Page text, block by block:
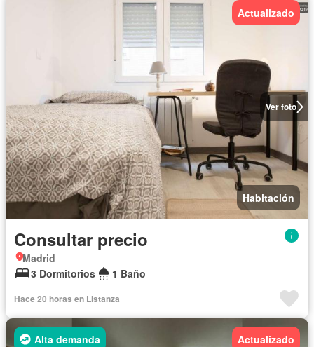
Ver foto
Actualizado
Habitación
Consultar precio
Madrid
3 Dormitorios
1 Baño
Hace 20 horas en Listanza
Alta demanda Actualizado